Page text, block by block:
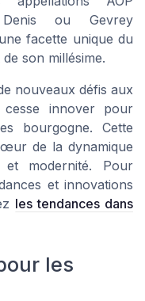
ou Gevrey
facette unique du
son millésime.
nouveaux défis aux
innover pour
bourgogne. Cette
de la dynamique
et modernité. Pour
et innovations
les tendances dans
les